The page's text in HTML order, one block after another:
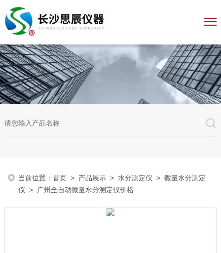
当前位置：首页 > 产品展示 > 水分测定仪 >微量水分测定
仪 > 广州全自动微量水分测定仪价格